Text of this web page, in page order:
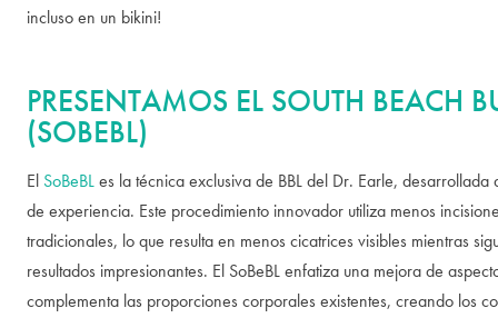
incluso en un bikini!
PRESENTAMOS EL SOUTH BEACH
(SOBEBL)
El SoBeBLes la técnica exclusiva de BBL del Dr. Earle, desarrollada
de experiencia. Este procedimiento innovador utiliza menos
tradicionales, lo que resulta en menos cicatrices visibles mientras
resultados impresionantes. El SoBeBL enfatiza una mejora de
complementa las proporciones corporales existentes, creando los